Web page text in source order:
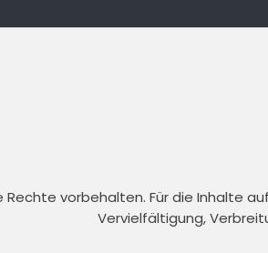
Rechte vorbehalten. Für die Inhalte
Vervielfältigung,